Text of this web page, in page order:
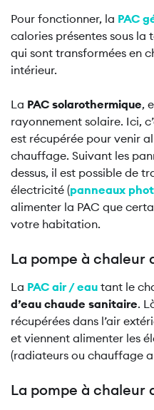
Pour fonctionner, la PAC
calories présentes sous la
qui sont transformées en
intérieur.
La PAC solarothermique,
rayonnement solaire. Ici,
est récupérée pour venir
chauffage. Suivant les
dessus, il est possible de
électricité (panneaux
alimenter la PAC que
votre habitation.
La pompe à chaleur
La PAC air / eau tant le
d’eau chaude sanitaire.
récupérées dans l’air
et viennent alimenter les
(radiateurs ou chauffage
La pompe à chaleur